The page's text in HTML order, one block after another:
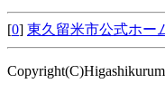
[0] 東久留米市公式ホー